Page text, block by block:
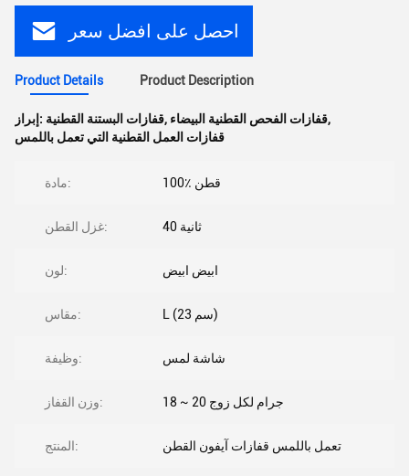
احصل على افضل سعر
Product Details Product Description
إبراز: قفازات البستنة القطنية, قفازات الفحص القطنية البيضاء,
قفازات العمل القطنية التي تعمل باللمس
مادة: 100٪ قطن
غزل القطن: 40 ثانية
لون: ابيض ابيض
مقاس: L (23 سم)
وظيفة: شاشة لمس
وزن القفاز: 18 ~ 20 جرام لكل زوج
المنتج: تعمل باللمس قفازات آيفون القطن